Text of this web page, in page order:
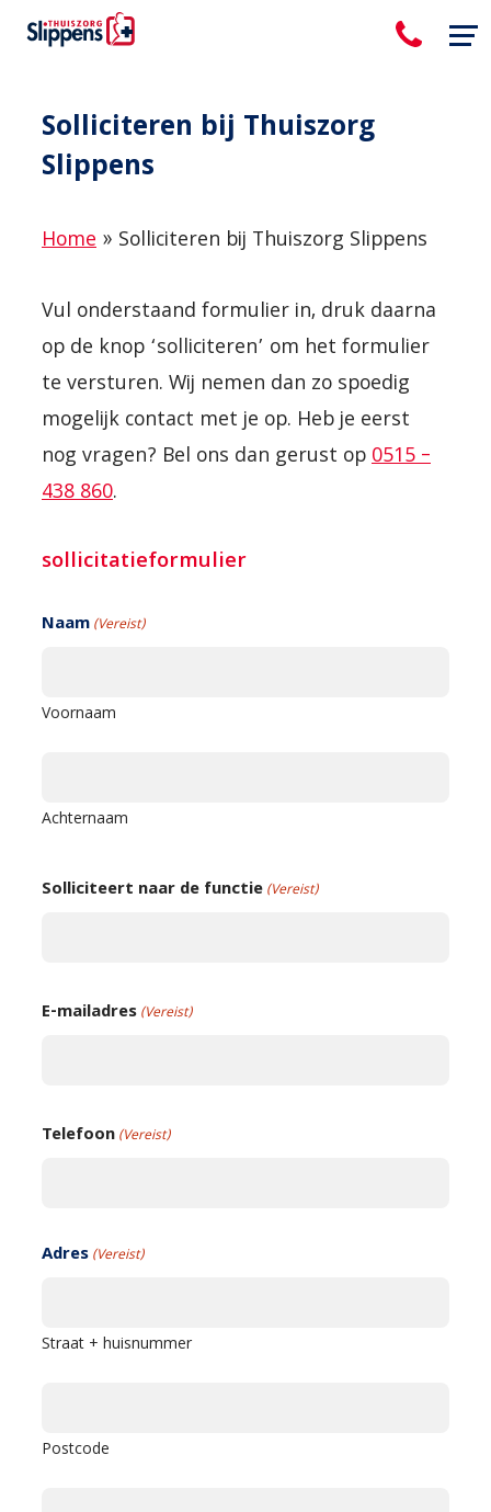
Solliciteren bij Thuiszorg
Slippens
Home» Solliciteren bij Thuiszorg Slippens
Vul onderstaand formulier in, druk daarna
op de knop ‘solliciteren’ om het formulier
te versturen. Wij nemen dan zo spoedig
mogelijk contact met je op. Heb je eerst
nog vragen? Bel ons dan gerust op0515 –
438 860.
sollicitatieformulier
Naam(Vereist)
Voornaam
Achternaam
Solliciteert naar de functie(Vereist)
E-mailadres(Vereist)
Telefoon(Vereist)
Adres(Vereist)
Straat + huisnummer
Postcode